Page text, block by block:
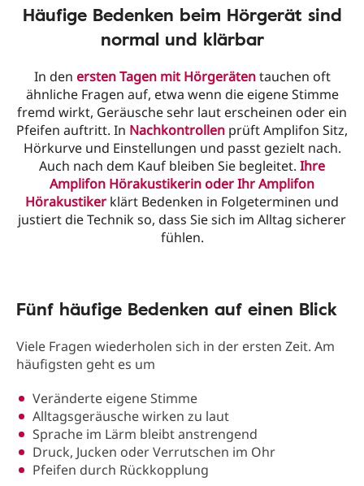
Häufige Bedenken beim Hörgerät sind
normal und klärbar
In den ersten Tagen mit Hörgerätentauchen oft
ähnliche Fragen auf, etwa wenn die eigene Stimme
fremd wirkt, Geräusche sehr laut erscheinen oder ein
Pfeifen auftritt. In Nachkontrollen prüft Amplifon Sitz,
Hörkurve und Einstellungen und passt gezielt nach.
Auch nach dem Kauf bleiben Sie begleitet. Ihre
Amplifon Hörakustikerin oder Ihr Amplifon
Hörakustiker klärt Bedenken in Folgeterminen und
justiert die Technik so, dass Sie sich im Alltag sicherer
fühlen.
Fünf häufige Bedenken auf einen Blick
Viele Fragen wiederholen sich in der ersten Zeit. Am
häufigsten geht es um
Veränderte eigene Stimme
Alltagsgeräusche wirken zu laut
Sprache im Lärm bleibt anstrengend
Druck, Jucken oder Verrutschen im Ohr
Pfeifen durch Rückkopplung